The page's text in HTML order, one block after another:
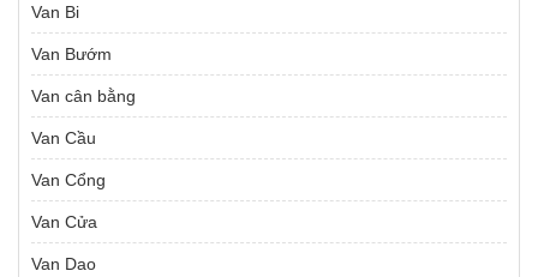
Van Bi
Van Bướm
Van cân bằng
Van Cầu
Van Cổng
Van Cửa
Van Dao